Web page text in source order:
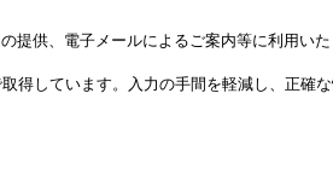
供、電子メールによるご案内等に利用い
しています。入力の手間を軽減し、正確な